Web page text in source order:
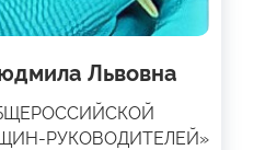
Львовна
РУКОВОДИТЕЛЕЙ»